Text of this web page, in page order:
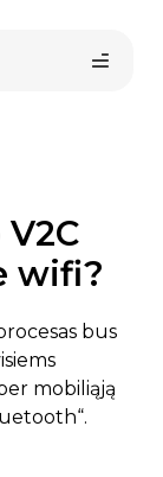
wifi?
bus
mobiliąją